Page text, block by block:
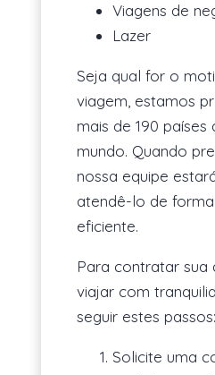
Viagens de
Lazer
Seja qual for o
viagem, estamos
mais de 190
mundo. Quando
nossa equipe
atendê-lo de
eficiente.
Para contratar sua
viajar com
seguir estes passos:
Solicite uma